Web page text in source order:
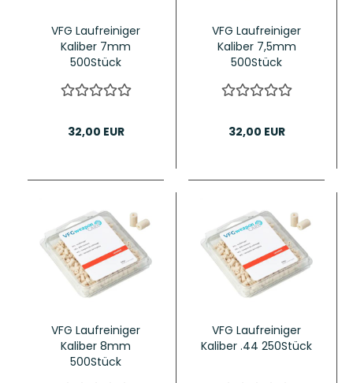
VFG Laufreiniger
Kaliber 7mm
500Stück
32,00 EUR
VFG Laufreiniger
Kaliber 7,5mm
500Stück
32,00 EUR
VFG Laufreiniger
Kaliber 8mm
500Stück
VFG Laufreiniger
Kaliber .44 250Stück